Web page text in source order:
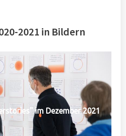
2021 in Bildern
im Dezember 2021